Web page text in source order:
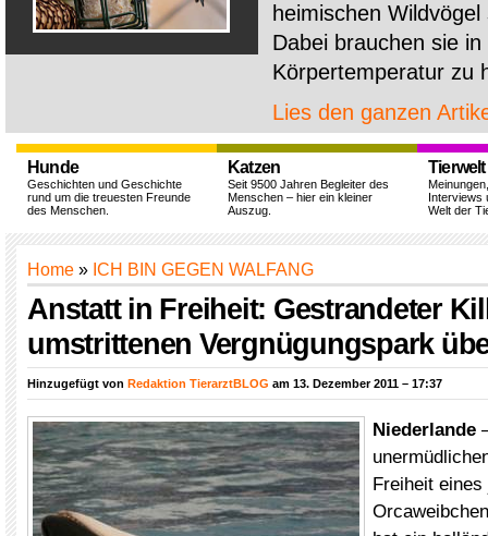
heimischen
Dabei brauchen sie
Körpertemperatur zu
Lies den ganzen
Hunde
Geschichten und Geschichte
rund um die treuesten Freunde
des Menschen.
Katzen
Seit 9500 Jahren Begleiter des
Menschen – hier ein kleiner
Auszug.
Tierwelt
Interviews
Welt der
Home » ICH BIN GEGEN WALFANG
Anstatt in Freiheit: Gestrandeter
umstrittenen Vergnügungspark
Hinzugefügt von Redaktion TierarztBLOG am 13. Dezember 2011 – 17:37
Niederlande
Freiheit eines